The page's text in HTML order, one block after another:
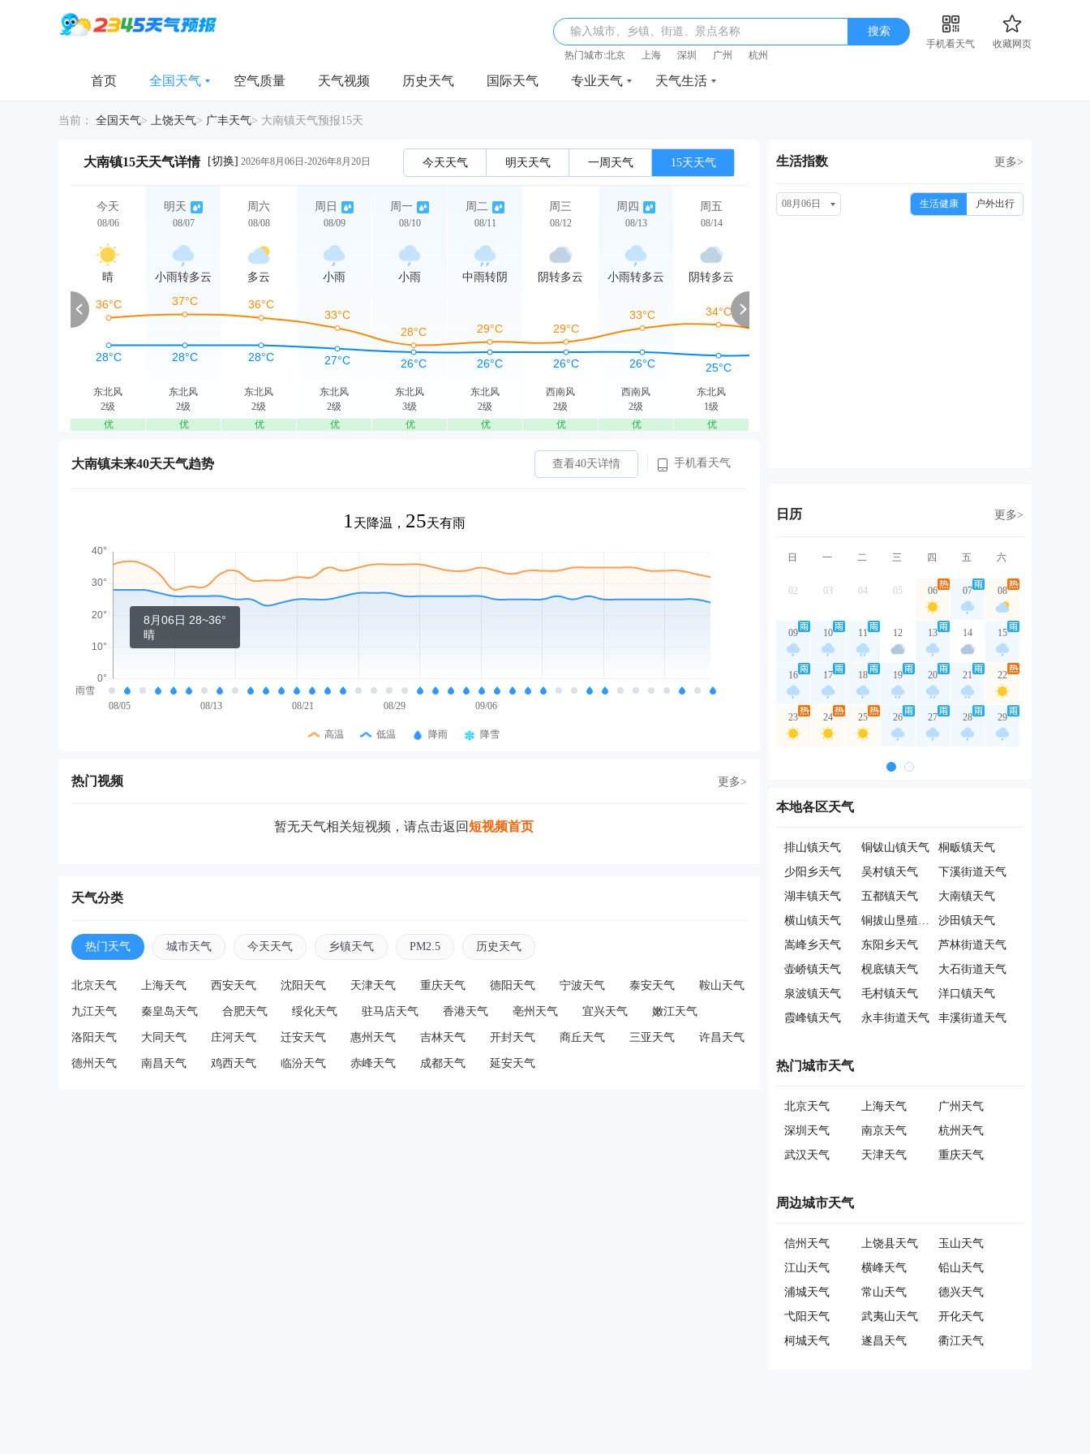
输入城市、乡镇、街道、景点名称 搜索
手机看天气
收藏网页
热门城市:北京 上海 深圳 广州 杭州
首页 全国天气 空气质量 天气视频 历史天气 国际天气 专业天气 天气生活
当前： 全国天气> 上饶天气> 广丰天气> 大南镇天气预报15天
大南镇15天天气详情 [切换] 2026年8月06日-2026年8月20日 今天天气 明天天气 一周天气 15天天气
今天
08/06
晴
东北风
2级
优
明天
08/07
小雨转多云
东北风
2级
优
周六
08/08
多云
东北风
2级
优
周日
08/09
小雨
东北风
2级
优
周一
08/10
小雨
东北风
3级
优
周二
08/11
中雨转阴
东北风
2级
优
周三
08/12
阴转多云
西南风
2级
优
周四
08/13
小雨转多云
西南风
2级
优
周五
08/14
阴转多云
东北风
1级
优
周六 周一 周二
大南镇未来40天天气趋势 查看40天详情 手机看天气
1 天降温， 25天有雨
8月06日 28~36°
晴
雨雪
08/05
08/13 08/21 08/29 09/06
高温 低温 降雨 降雪
热门视频 更多>
暂无天气相关短视频，请点击返回短视频首页
天气分类
热门天气 城市天气 今天天气 乡镇天气 PM2.5 历史天气
北京天气 上海天气 西安天气 沈阳天气 天津天气 重庆天气 德阳天气 宁波天气 泰安天气 鞍山天气
九江天气 秦皇岛天气 合肥天气 绥化天气 驻马店天气 香港天气 亳州天气 宜兴天气 嫩江天气
洛阳天气 大同天气 庄河天气 迁安天气 惠州天气 吉林天气 开封天气 商丘天气 三亚天气 许昌天气
德州天气 南昌天气 鸡西天气 临汾天气 赤峰天气 成都天气 延安天气
生活指数 更多>
08月06日 生活健康 户外出行
日历 更多>
日 一 二 三 四 五 六
02 03 04 05 06 07 08
09 10 11 12 13 14 15
16 17 18 19 20 21 22
23 24 25 26 27 28 29
本地各区天气
排山镇天气 铜钹山镇天气
桐畈镇天气
少阳乡天气
吴村镇天气
下溪街道天气
湖丰镇天气
五都镇天气
大南镇天气
横山镇天气
铜拔山垦殖场天气
沙田镇天气
嵩峰乡天气
东阳乡天气
芦林街道天气
壶峤镇天气
枧底镇天气
大石街道天气
泉波镇天气
毛村镇天气
洋口镇天气
霞峰镇天气
永丰街道天气 丰溪街道天气
热门城市天气
北京天气 上海天气
广州天气
深圳天气
南京天气
杭州天气
武汉天气
天津天气 重庆天气
周边城市天气
信州天气 上饶县天气
玉山天气
江山天气
横峰天气
铅山天气
浦城天气
常山天气
德兴天气
弋阳天气
武夷山天气
开化天气
柯城天气
遂昌天气 衢江天气